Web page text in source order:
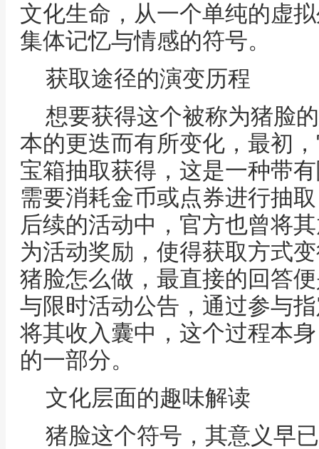
文化生命，从一个单纯的虚
集体记忆与情感的符号。
获取途径的演变历程
想要获得这个被称为猪脸
本的更迭而有所变化，最初
宝箱抽取获得，这是一种带
需要消耗金币或点券进行抽
后续的活动中，官方也曾将
为活动奖励，使得获取方式
猪脸怎么做，最直接的回答
与限时活动公告，通过参与
将其收入囊中，这个过程本
的一部分。
文化层面的趣味解读
猪脸这个符号，其意义早